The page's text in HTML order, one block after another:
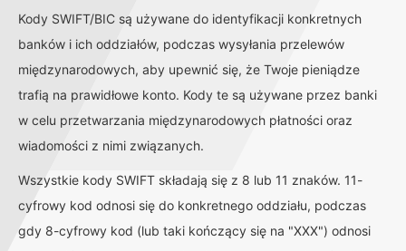
Kody SWIFT/BIC są używane do identyfikacji konkretnych
banków i ich oddziałów, podczas wysyłania przelewów
międzynarodowych, aby upewnić się, że Twoje pieniądze
trafią na prawidłowe konto. Kody te są używane przez banki
w celu przetwarzania międzynarodowych płatności oraz
wiadomości z nimi związanych.
Wszystkie kody SWIFT składają się z 8 lub 11 znaków. 11-
cyfrowy kod odnosi się do konkretnego oddziału, podczas
gdy 8-cyfrowy kod (lub taki kończący się na "XXX") odnosi